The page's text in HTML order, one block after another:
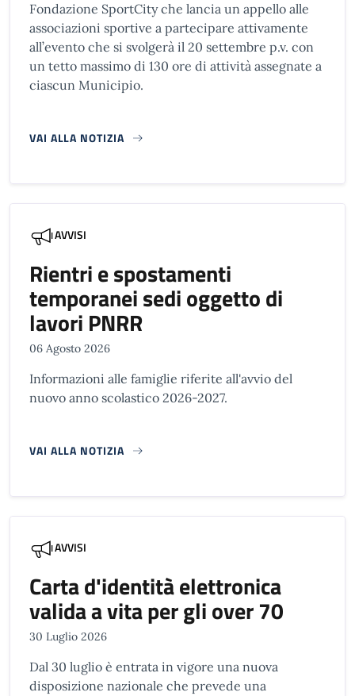
Fondazione SportCity che lancia un appello alle
associazioni sportive a partecipare attivamente
all’evento che si svolgerà il 20 settembre p.v. con
un tetto massimo di 130 ore di attività assegnate a
ciascun Municipio.
VAI ALLA NOTIZIA
AVVISI
Rientri e spostamenti
temporanei sedi oggetto di
lavori PNRR
06 Agosto 2026
Informazioni alle famiglie riferite all'avvio del
nuovo anno scolastico 2026-2027.
VAI ALLA NOTIZIA
AVVISI
Carta d'identità elettronica
valida a vita per gli over 70
30 Luglio 2026
Dal 30 luglio è entrata in vigore una nuova
disposizione nazionale che prevede una